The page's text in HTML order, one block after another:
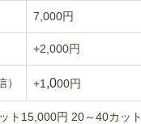
7,000円
+2,000円
+1 ,000円
ト15,000円 20～40カット